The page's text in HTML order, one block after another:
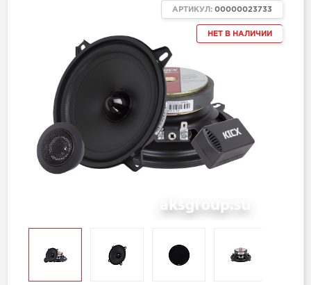
НЕТ В НАЛИЧИИ
АРТИКУЛ: 00000023733